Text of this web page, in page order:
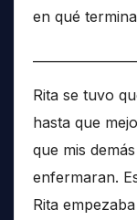
en qué
Rita se tuvo
hasta que
que mis
enfermaran.
Rita